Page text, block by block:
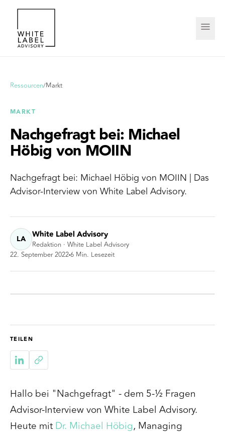
Ressourcen/Markt
MARKT
Nachgefragt bei: Michael
Höbig von MOIIN
Nachgefragt bei: Michael Höbig von MOIIN | Das
Advisor-Interview von White Label Advisory.
LA White Label Advisory
Redaktion · White Label Advisory
22. September 20226 Min. Lesezeit
TEILEN
Hallo bei "Nachgefragt" - dem 5-½ Fragen
Advisor-Interview von White Label Advisory.
Heute mit Dr. Michael Höbig, Managing